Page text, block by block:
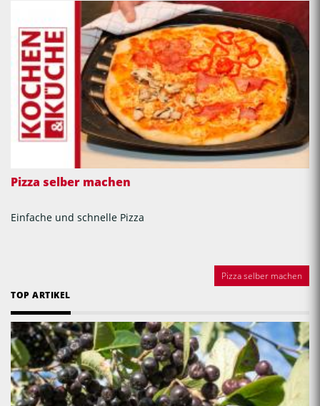
Pizza selber machen
Einfache und schnelle Pizza
Pizza selber machen
TOP ARTIKEL